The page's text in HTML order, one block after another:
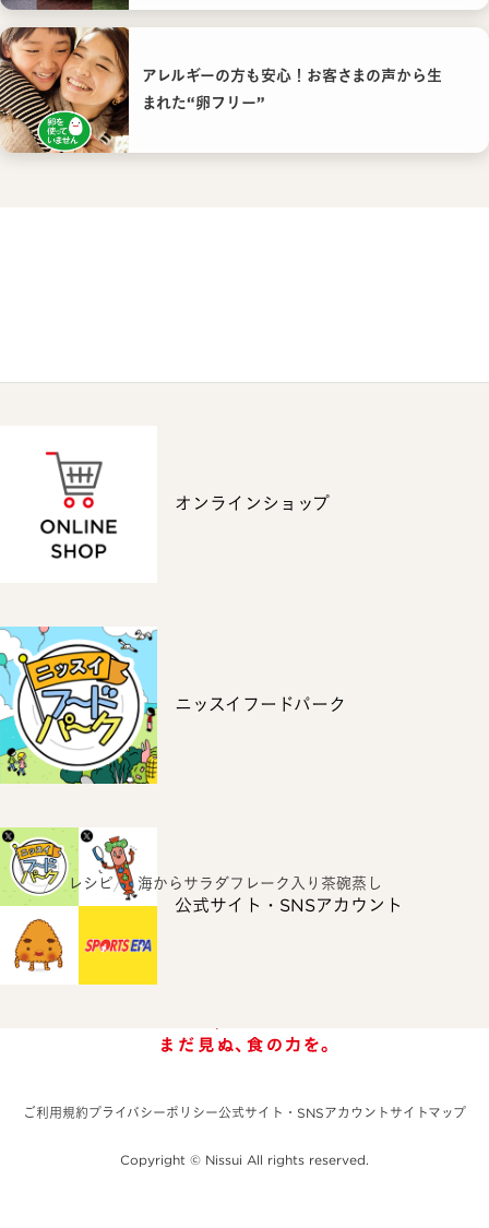
アレルギーの方も安心！お客さまの声から生
まれた“卵フリー”
オンラインショップ
ニッスイフードパーク
公式サイト・SNSアカウント
ホーム レシピ 海からサラダフレーク入り茶碗蒸し
ご利用規約プライバシーポリシー公式サイト・SNSアカウント サイトマップ
Copyright © Nissui All rights reserved.